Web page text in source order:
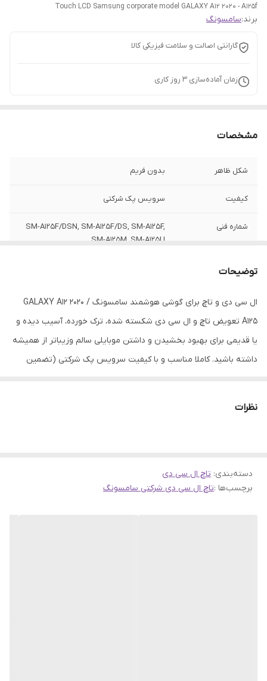
Touch LCD Samsung corporate model GALAXY A12 2020 - A125f
برند:سامسونگ
گارانتی اصالت و سلامت فیزیکی کالا
زمان آماده‌سازی 3 روز کاری
مشخصات
شکل ظاهر بدون فریم
کیفیت سرویس پک شرکتی
شماره فنی
SM-A125F/DSN, SM-A125F/DS, SM-A125F,
SM-A125M, SM-A125U
توضیحات
ال سی دی و تاچ برای گوشی هوشمند سامسونگ GALAXY A12 2020 /
A125 تعویض تاچ و ال سی دی شکسته شده، ترک خورده، آسیب دیده و
یا قدیمی برای بهبود بخشیدن و داشتن موبایلی سالم وزیباتر از همیشه
داشته باشید. کاملا مناسب و با کیفیت سرویس پک شرکتی (تضمین
نظرات
دسته‌بندی: تاچ ال سی دی
برچسب‌ها :تاچ ال سی دی شرکتی سامسونگ